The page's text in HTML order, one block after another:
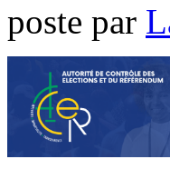
poste par